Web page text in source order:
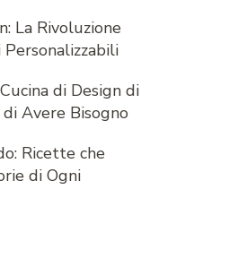
La Rivoluzione
di Design di
Avere Bisogno
Ricette che
di Ogni